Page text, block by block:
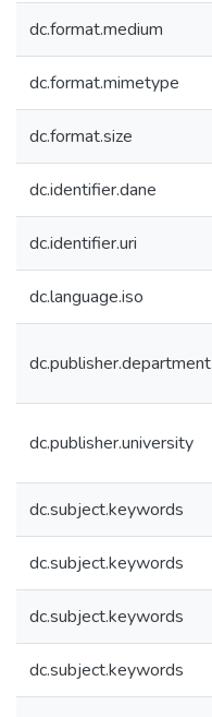
dc.format.medium
dc.format.mimetype
dc.format.size
dc.identifier.dane
dc.identifier.uri
dc.language.iso
dc.publisher.department
dc.publisher.university
dc.subject.keywords
dc.subject.keywords
dc.subject.keywords
dc.subject.keywords